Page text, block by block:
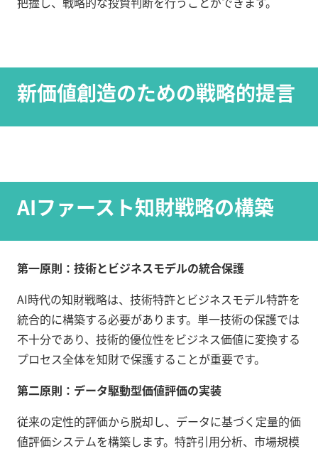
新価値創造のための戦略的提言
AIファースト知財戦略の構築
第一原則：技術とビジネスモデルの統合保護
AI時代の知財戦略は、技術特許とビジネスモデル特許を
統合的に構築する必要があります。単一技術の保護では
不十分であり、技術的優位性をビジネス価値に変換する
プロセス全体を知財で保護することが重要です。
第二原則：データ駆動型価値評価の実装
従来の定性的評価から脱却し、データに基づく定量的価
値評価システムを構築します。特許引用分析、市場規模